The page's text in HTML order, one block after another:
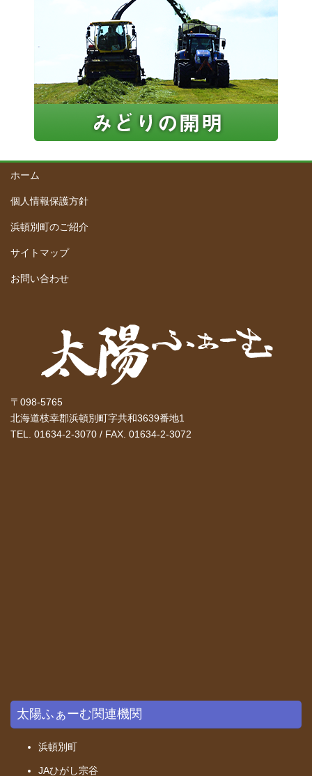
ホーム
個人情報保護方針
浜頓別町のご紹介
サイトマップ
お問い合わせ
〒098-5765
北海道枝幸郡浜頓別町字共和3639番地1
TEL. 01634-2-3070 / FAX. 01634-2-3072
太陽ふぁーむ関連機関
浜頓別町
JAひがし宗谷